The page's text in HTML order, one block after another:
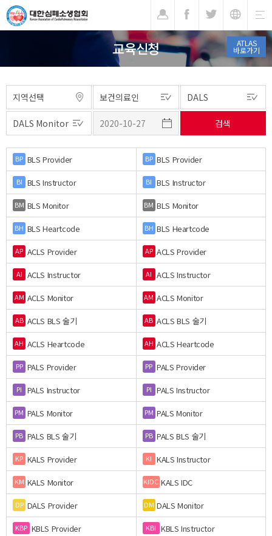
ATLAS
바로가기
교육신청
BP BLS Provider BP BLS Provider
BI BLS Instructor BI BLS Instructor
BM BLS Monitor BM BLS Monitor
BH BLS Heartcode BH BLS Heartcode
AP ACLS Provider AP ACLS Provider
AI ACLS Instructor AI ACLS Instructor
AM ACLS Monitor AM ACLS Monitor
AB ACLS BLS 술기 AB ACLS BLS 술기
AH ACLS Heartcode AH ACLS Heartcode
PP PALS Provider PP PALS Provider
PI PALS Instructor PI PALS Instructor
PM PALS Monitor PM PALS Monitor
PB PALS BLS 술기 PB PALS BLS 술기
KP KALS Provider KI KALS Instructor
KM KALS Monitor KIDC KALS IDC
DP DALS Provider DM DALS Monitor
KBP KBLS Provider KBI KBLS Instructor